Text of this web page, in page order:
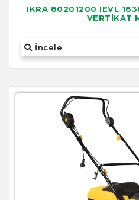
IKRA 80201200 IEVL
VERTİKAT
İncele